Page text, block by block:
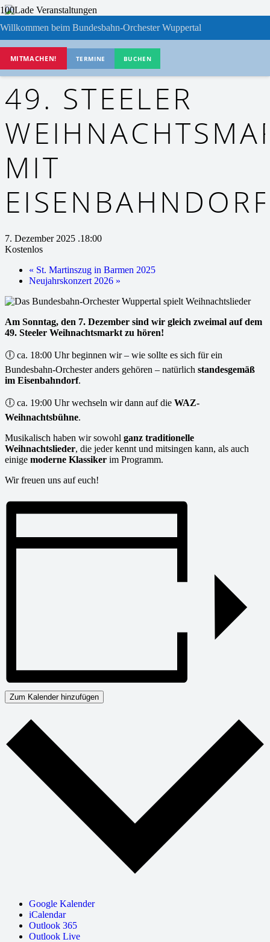
Willkommen beim Bundesbahn-Orchester Wuppertal
MITMACHEN! TERMINE BUCHEN
« Alle Veranstaltungen
Diese Veranstaltung hat bereits stattgefunden.
49. STEELER
MIT
EISENBAHNDORF
7. Dezember 2025 .18:00
Kostenlos
« St. Martinszug in Barmen 2025
Neujahrskonzert 2026 »
Am Sonntag, den 7. Dezember sind wir gleich zweimal auf dem
49. Steeler Weihnachtsmarkt zu hören!
🕕 ca. 18:00 Uhr beginnen wir – wie sollte es sich für ein
Bundesbahn-Orchester anders gehören – natürlich standesgemäß
im Eisenbahndorf.
🕕 ca. 19:00 Uhr wechseln wir dann auf die WAZ-
Weihnachtsbühne.
Musikalisch haben wir sowohl ganz traditionelle
Weihnachtslieder, die jeder kennt und mitsingen kann, als auch
einige moderne Klassiker im Programm.
Wir freuen uns auf euch!
Zum Kalender hinzufügen
Google Kalender
iCalendar
Outlook 365
Outlook Live